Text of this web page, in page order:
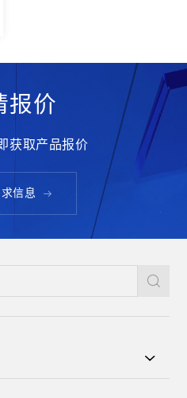
息采集
更多
报价
获取产品报价
信息